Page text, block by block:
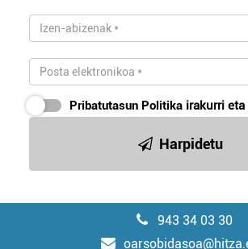
Pribatutasun Politika irakurri
Harpidetu
943 34 03 30